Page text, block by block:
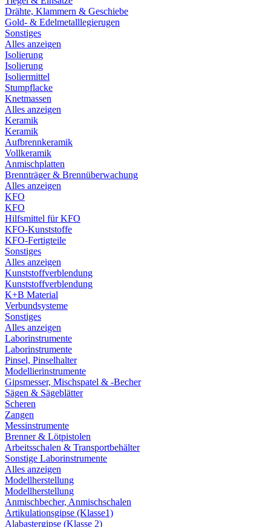
Drähte, Klammern & Geschiebe
Gold- & Edelmetalllegierugen
Sonstiges
Alles anzeigen
Isolierung
Isolierung
Isoliermittel
Stumpflacke
Knetmassen
Alles anzeigen
Keramik
Keramik
Aufbrennkeramik
Vollkeramik
Anmischplatten
Brennträger & Brennüberwachung
Alles anzeigen
KFO
KFO
Hilfsmittel für KFO
KFO-Kunststoffe
KFO-Fertigteile
Sonstiges
Alles anzeigen
Kunststoffverblendung
Kunststoffverblendung
K+B Material
Verbundsysteme
Sonstiges
Alles anzeigen
Laborinstrumente
Laborinstrumente
Pinsel, Pinselhalter
Modellierinstrumente
Gipsmesser, Mischspatel & -Becher
Sägen & Sägeblätter
Scheren
Zangen
Messinstrumente
Brenner & Lötpistolen
Arbeitsschalen & Transportbehälter
Sonstige Laborinstrumente
Alles anzeigen
Modellherstellung
Modellherstellung
Anmischbecher, Anmischschalen
Artikulationsgipse (Klasse1)
Alabastergipse (Klasse 2)